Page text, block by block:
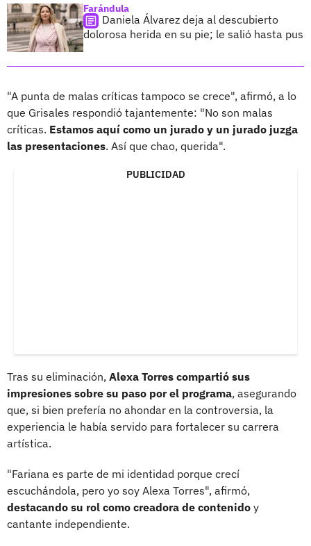
Farándula
Daniela Álvarez deja al descubierto
dolorosa herida en su pie; le salió hasta pus
"A punta de malas críticas tampoco se crece", afirmó, a lo
que Grisales respondió tajantemente: "No son malas
críticas. Estamos aquí como un jurado y un jurado juzga
las presentaciones. Así que chao, querida".
PUBLICIDAD
Tras su eliminación, Alexa Torres compartió sus
impresiones sobre su paso por el programa, asegurando
que, si bien prefería no ahondar en la controversia, la
experiencia le había servido para fortalecer su carrera
artística.
"Fariana es parte de mi identidad porque crecí
escuchándola, pero yo soy Alexa Torres", afirmó,
destacando su rol como creadora de contenido y
cantante independiente.